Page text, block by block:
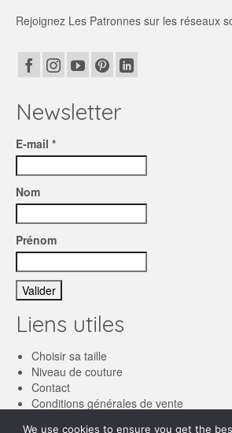
Rejoignez Les Patronnes sur les réseaux
Newsletter
E-mail *
Nom
Prénom
Liens utiles
Choisir sa taille
Niveau de couture
Contact
Conditions générales de vente
We use cookies to ensure you get the